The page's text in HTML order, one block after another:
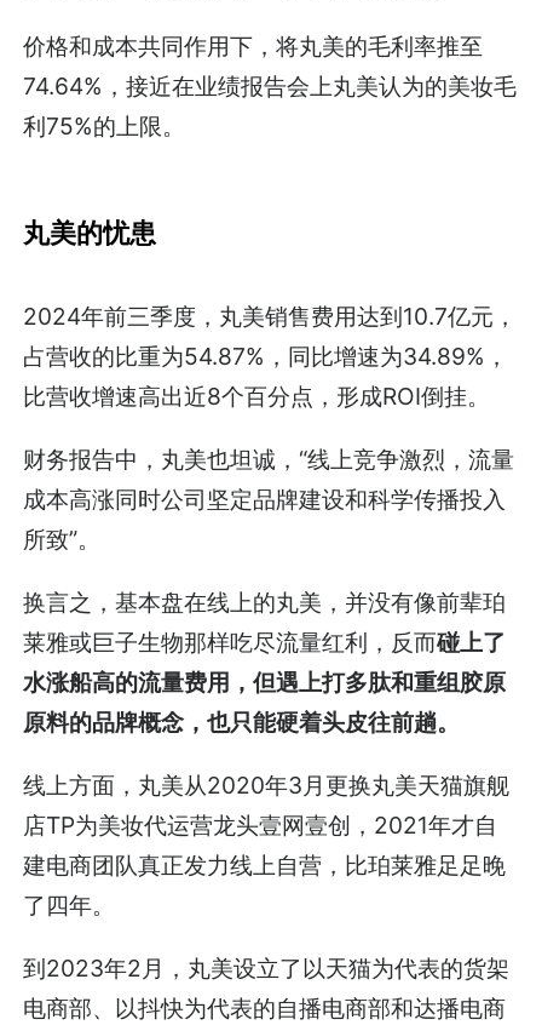
价格和成本共同作用下，将丸美的毛利率推至
74.64%，接近在业绩报告会上丸美认为的美妆毛
利75%的上限。
丸美的忧患
2024年前三季度，丸美销售费用达到10.7亿元，
占营收的比重为54.87%，同比增速为34.89%，
比营收增速高出近8个百分点，形成ROI倒挂。
财务报告中，丸美也坦诚，“线上竞争激烈，流量
成本高涨同时公司坚定品牌建设和科学传播投入
所致”。
换言之，基本盘在线上的丸美，并没有像前辈珀
莱雅或巨子生物那样吃尽流量红利，反而碰上了
水涨船高的流量费用，但遇上打多肽和重组胶原
原料的品牌概念，也只能硬着头皮往前趟。
线上方面，丸美从2020年3月更换丸美天猫旗舰
店TP为美妆代运营龙头壹网壹创，2021年才自
建电商团队真正发力线上自营，比珀莱雅足足晚
了四年。
到2023年2月，丸美设立了以天猫为代表的货架
电商部、以抖快为代表的自播电商部和达播电商